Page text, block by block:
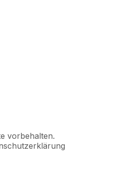
vorbehalten.